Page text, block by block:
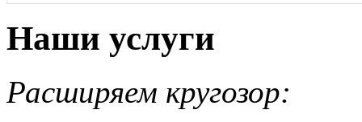
Наши услуги
Расширяем кругозор: